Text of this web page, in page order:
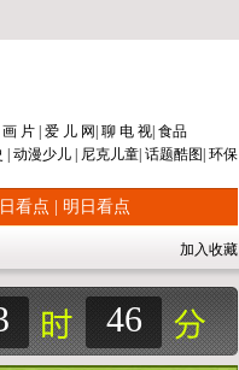
片 爱 儿 网 聊 电 视 食品
动漫少儿 尼克儿童 话题酷图 环保
看点 明日看点
加入收藏
46